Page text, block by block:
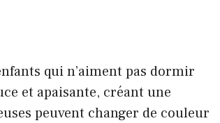
qui n’aiment pas dormir
et apaisante, créant une
peuvent changer de couleur